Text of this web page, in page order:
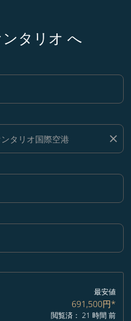
タリオ へ
close
最安値
691,500円*
閲覧済： 21 時間 前